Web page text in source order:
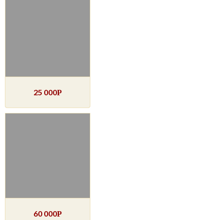
25 000Р
60 000Р